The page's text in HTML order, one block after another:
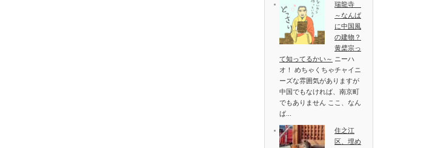
瑞龍寺
～なんば
に中国風
の建物？
黄檗宗っ
て知ってるかい～ ニーハ
オ！ めちゃくちゃチャイニ
ーズな雰囲気がありますが
中国でもなければ、南京町
でもありません ここ、なん
ば...
住之江
区、埋め